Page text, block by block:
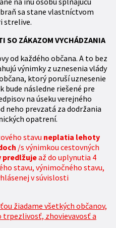
sa stane vlastníctvom
strelive.
SO ZÁKAZOM VYCHÁDZANIA
od každého občana. A to bez
výnimky z uznesenia vlády
ktorý poruší uznesenie
bude následne riešené pre
na úseku verejného
neho prevzatá za dodržania
opatrení.
stavu neplatia lehoty
/s výnimkou cestovných
až do uplynutia 4
stavu, výnimočného stavu,
v súvislosti
žiadame všetkých občanov,
trpezlivosť, zhovievavosť a